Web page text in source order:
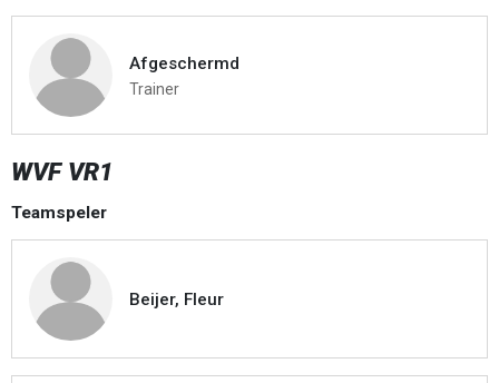
Afgeschermd
Trainer
WVF VR1
Teamspeler
Beijer, Fleur